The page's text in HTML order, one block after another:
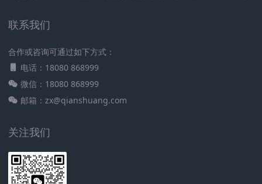
联系我们
合作或咨询可通过如下方式：
电话：18080 868999
微信：18080 868999
邮箱：zx@qianshuang.com
关注我们